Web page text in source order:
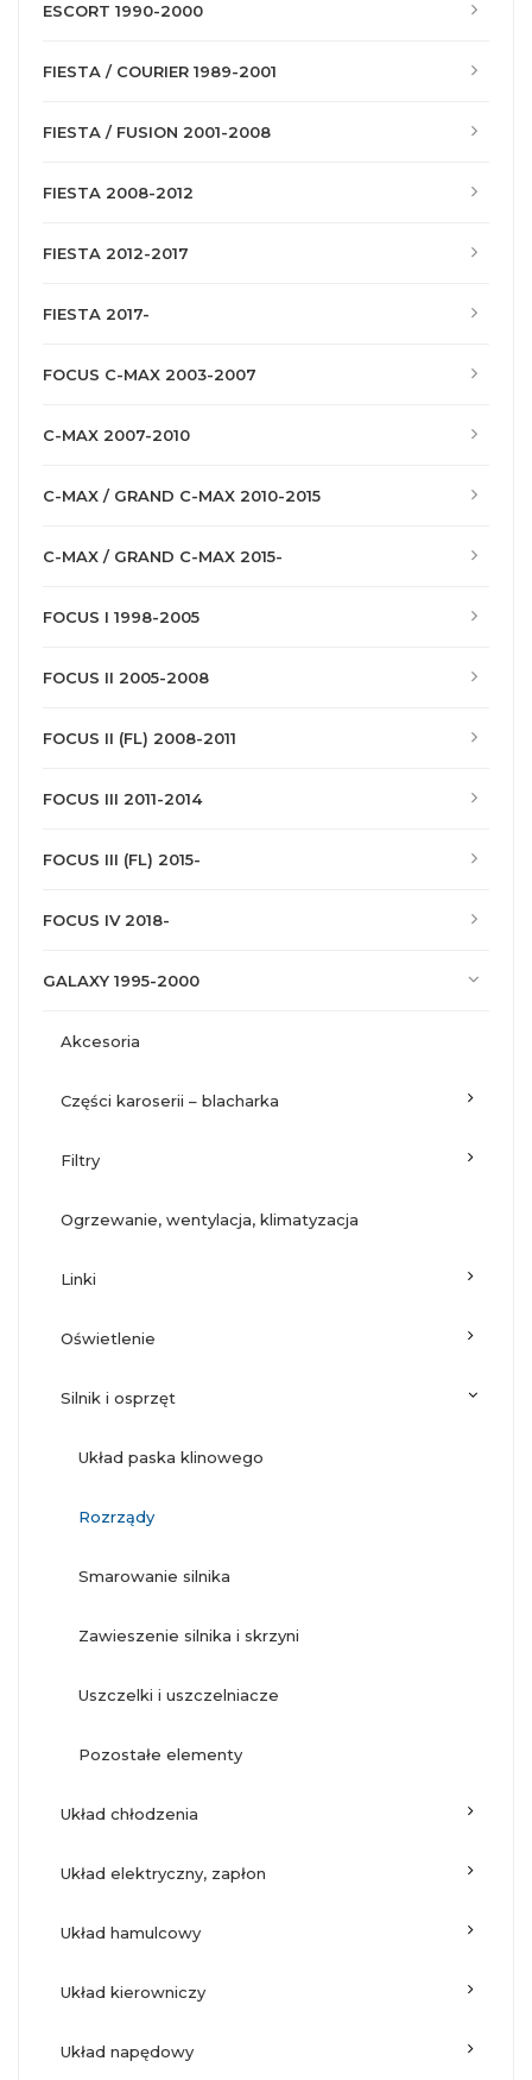
ESCORT 1990-2000
FIESTA / COURIER 1989-2001
FIESTA / FUSION 2001-2008
FIESTA 2008-2012
FIESTA 2012-2017
FIESTA 2017-
FOCUS C-MAX 2003-2007
C-MAX 2007-2010
C-MAX / GRAND C-MAX 2010-2015
C-MAX / GRAND C-MAX 2015-
FOCUS I 1998-2005
FOCUS II 2005-2008
FOCUS II (FL) 2008-2011
FOCUS III 2011-2014
FOCUS III (FL) 2015-
FOCUS IV 2018-
GALAXY 1995-2000
akcesoria
części karoserii – blacharka
filtry
ogrzewanie, wentylacja, klimatyzacja
linki
oświetlenie
silnik i osprzęt
układ paska klinowego
rozrządy
smarowanie silnika
zawieszenie silnika i skrzyni
uszczelki i uszczelniacze
pozostałe elementy
układ chłodzenia
układ elektryczny, zapłon
układ hamulcowy
układ kierowniczy
układ napędowy